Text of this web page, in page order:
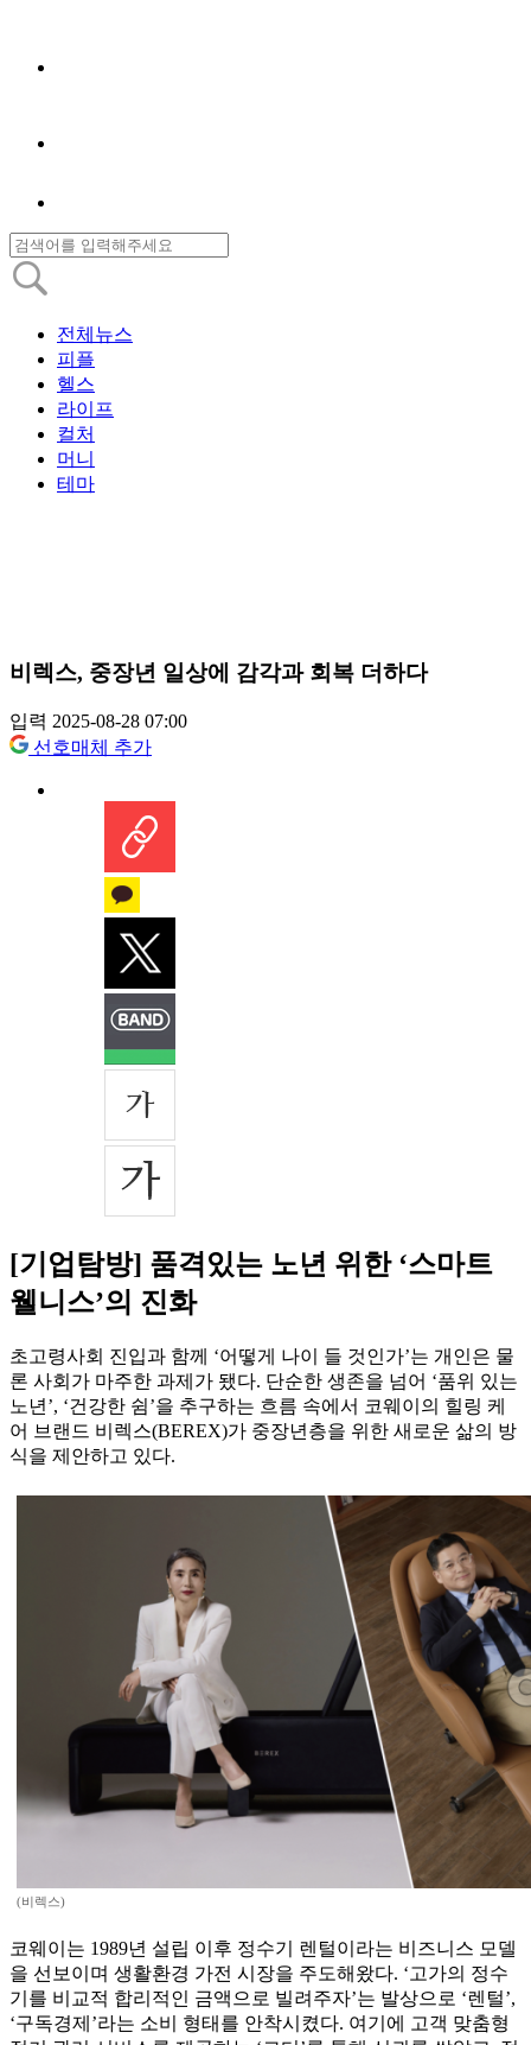
전체뉴스
피플
헬스
라이프
컬처
머니
테마
비렉스, 중장년 일상에 감각과 회복 더하다
입력 2025-08-28 07:00
선호매체 추가
[기업탐방] 품격있는 노년 위한 ‘스마트
웰니스’의 진화
초고령사회 진입과 함께 ‘어떻게 나이 들 것인가’는 개인은 물
론 사회가 마주한 과제가 됐다. 단순한 생존을 넘어 ‘품위 있는
노년’, ‘건강한 쉼’을 추구하는 흐름 속에서 코웨이의 힐링 케
어 브랜드 비렉스(BEREX)가 중장년층을 위한 새로운 삶의 방
식을 제안하고 있다.
(비렉스)
코웨이는 1989년 설립 이후 정수기 렌털이라는 비즈니스 모델
을 선보이며 생활환경 가전 시장을 주도해왔다. ‘고가의 정수
기를 비교적 합리적인 금액으로 빌려주자’는 발상으로 ‘렌털’,
‘구독경제’라는 소비 형태를 안착시켰다. 여기에 고객 맞춤형